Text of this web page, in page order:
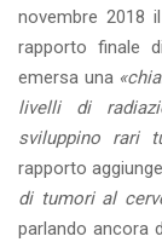
novembre 2018 il
rapporto finale
emersa una
livelli di
sviluppino rari
rapporto
di tumori al
parlando ancora